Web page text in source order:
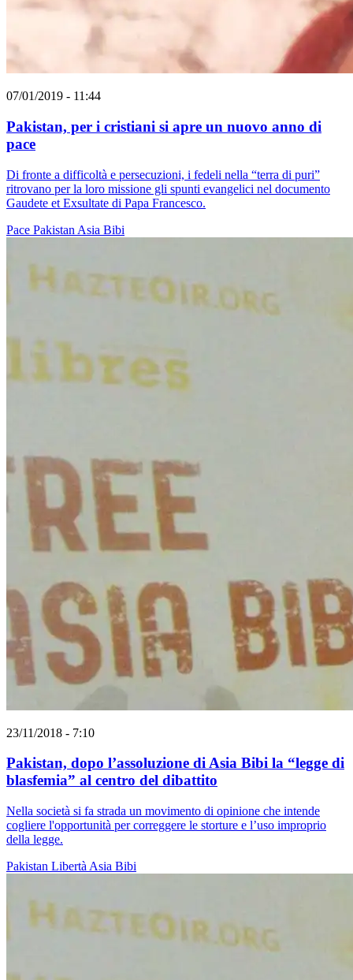
07/01/2019 - 11:44
Pakistan, per i cristiani si apre un nuovo anno di
pace
Di fronte a difficoltà e persecuzioni, i fedeli nella “terra di puri”
ritrovano per la loro missione gli spunti evangelici nel documento
Gaudete et Exsultate di Papa Francesco.
Pace Pakistan Asia Bibi
23/11/2018 - 7:10
Pakistan, dopo l’assoluzione di Asia Bibi la “legge di
blasfemia” al centro del dibattito
Nella società si fa strada un movimento di opinione che intende
cogliere l'opportunità per correggere le storture e l’uso improprio
della legge.
Pakistan Libertà Asia Bibi